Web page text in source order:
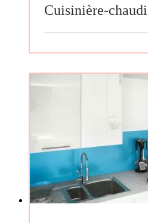
Cuisinière-